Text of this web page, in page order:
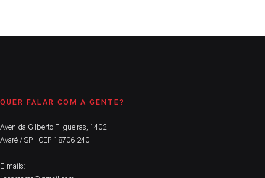
QUER FALAR COM A GENTE?
Avenida Gilberto Filgueiras, 1402
Avaré / SP - CEP. 18706-240
E-mails: